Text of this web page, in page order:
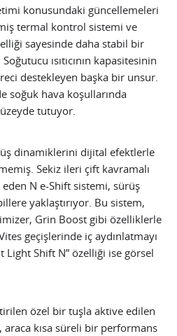
konusundaki güncellemeleri
termal kontrol sistemi ve
sayesinde daha stabil bir
ısıtıcının kapasitesinin
destekleyen başka bir unsur.
soğuk hava koşullarında
tutuyor.
dinamiklerini dijital efektlerle
Sekiz ileri çift kavramalı
N e-Shift sistemi, sürüş
yaklaştırıyor. Bu sistem,
Grin Boost gibi özelliklerle
geçişlerinde iç aydınlatmayı
Light Shift N” özelliği ise görsel
özel bir tuşla aktive edilen
kısa süreli bir performans